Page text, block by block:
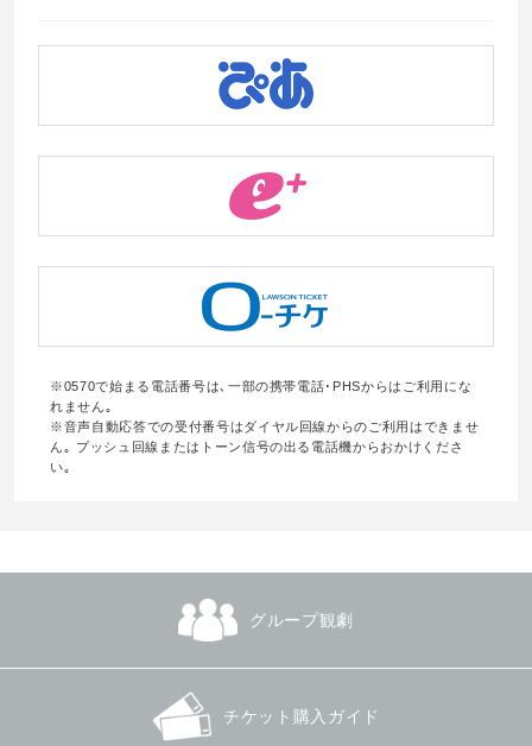
※0570で始まる電話番号は､一部の携帯電話･PHSからはご利用にな
れません｡
※音声自動応答での受付番号はダイヤル回線からのご利用はできませ
ん｡ プッシュ回線またはトーン信号の出る電話機からおかけくださ
い｡
グループ観劇
チケット購入ガイド